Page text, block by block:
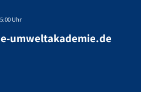
Uhr
umweltakademie.de